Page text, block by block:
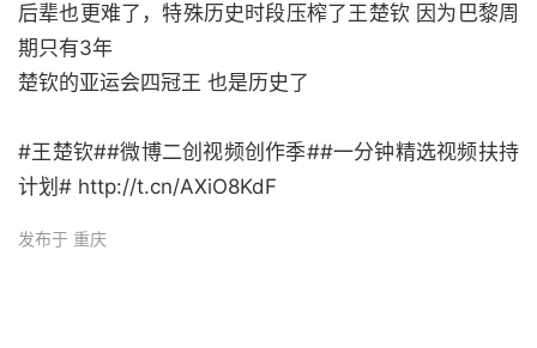
后辈也更难了，特殊历史时段压榨了王楚钦 因为巴黎周
期只有3年
楚钦的亚运会四冠王 也是历史了
#王楚钦##微博二创视频创作季##一分钟精选视频扶持
计划# http://t.cn/AXiO8KdF
发布于 重庆